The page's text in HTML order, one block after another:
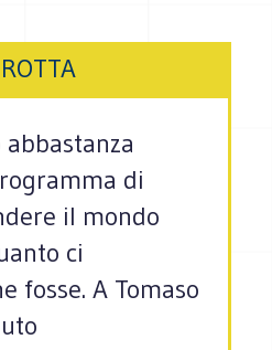
di
il mondo
ci
fosse. A Tomaso